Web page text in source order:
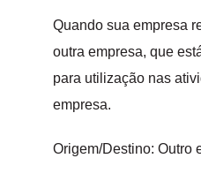
Quando sua empresa
outra empresa, que
para utilização nas
empresa.
Origem/Destino: Outro